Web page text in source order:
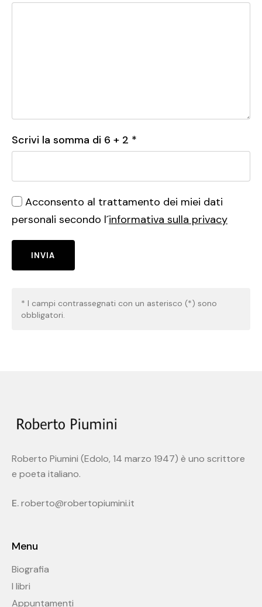
Scrivi la somma di 6 + 2 *
Acconsento al trattamento dei miei dati
personali secondo l´informativa sulla privacy
INVIA
* I campi contrassegnati con un asterisco (*) sono
obbligatori.
Roberto Piumini (Edolo, 14 marzo 1947) è uno scrittore
e poeta italiano.
E.roberto@robertopiumini.it
Menu
Biografia
I libri
Appuntamenti